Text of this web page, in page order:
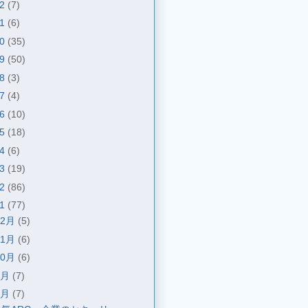
(7)
(6)
(35)
(50)
(3)
(4)
(10)
(18)
(6)
(19)
(86)
(77)
月 (5)
月 (6)
月 (6)
(7)
(7)